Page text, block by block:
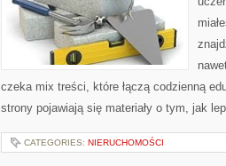
czeka mix treści, które łączą codzienną
strony pojawiają się materiały o tym, jak
CATEGORIES: NIERUCHOMOŚCI